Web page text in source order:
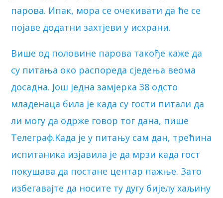
парова. Ипак, мора се очекивати да ће се
појаве додатни захтјеви у исхрани.
Више од половине парова такође каже да
су питања око распореда сједења веома
досадна. Још једна замјерка 38 одсто
младенаца била је када су гости питали да
ли могу да одрже говор тог дана, пише
Телеграф.Kада је у питању сам дан, трећина
испитаника изјавила је да мрзи када гост
покушава да постане центар пажње. Зато
избегавајте да носите ту дугу бијелу хаљину